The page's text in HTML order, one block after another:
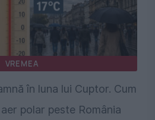
VREMEA
în luna lui Cuptor. Cum
polar peste România